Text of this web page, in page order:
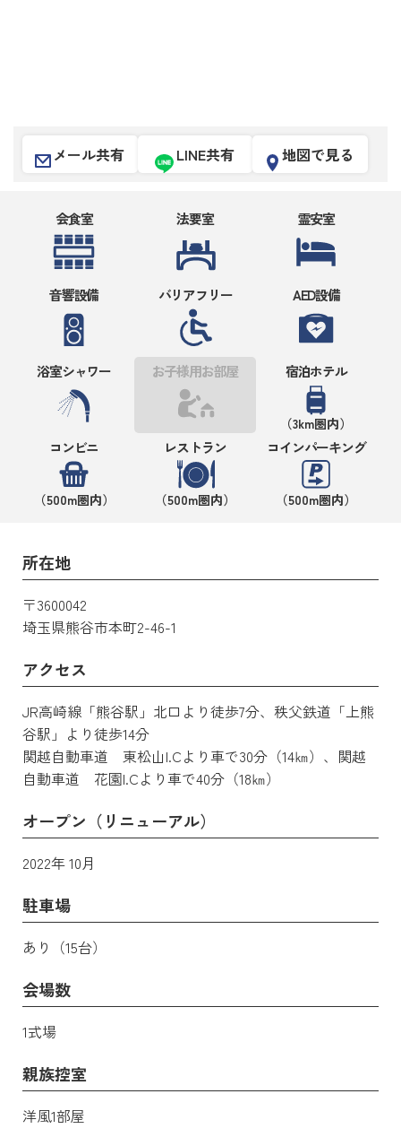
メール共有 LINE共有 地図で見る
会食室 法要室 霊安室
音響設備 バリアフリー AED設備
浴室シャワー お子様用お部屋 宿泊ホテル
（3km圏内）
コンビニ
（500m圏内）
レストラン
（500m圏内）
コインパーキング
（500m圏内）
所在地
〒3600042
埼玉県熊谷市本町2-46-1
アクセス
JR高崎線「熊谷駅」北口より徒歩7分、秩父鉄道「上熊
谷駅」より徒歩14分
関越自動車道 東松山I.Cより車で30分（14㎞）、関越
自動車道 花園I.Cより車で40分（18㎞）
オープン（リニューアル）
2022年 10月
駐車場
あり（15台）
会場数
1式場
親族控室
洋風1部屋